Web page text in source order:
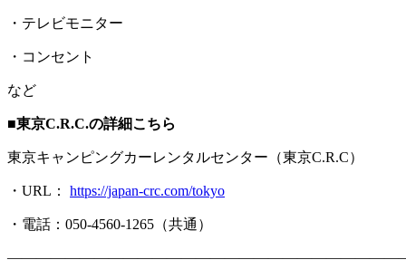
・テレビモニター
・コンセント
など
■東京C.R.C.の詳細こちら
東京キャンピングカーレンタルセンター（東京C.R.C）
・URL： https://japan-crc.com/tokyo
・電話：050-4560-1265（共通）